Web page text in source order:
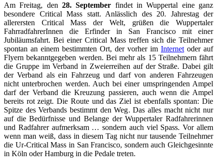
Am Freitag, den 28. September findet in Wuppertal eine ganz
besondere Critical Mass statt. Anlässlich des 20. Jahrestag der
allerersten Critical Mass der Welt, grüßen die Wuppertaler
FahrradfahrerInnen die Erfinder in San Francisco mit einer
Jubiläumsfahrt. Bei einer Critical Mass treffen sich die Teilnehmer
spontan an einem bestimmten Ort, der vorher im Internet oder auf
Flyern bekanntgegeben werden. Bei mehr als 15 Teilnehmern fährt
die Gruppe im Verband in Zweierreihen auf der Straße. Dabei gilt
der Verband als ein Fahrzeug und darf von anderen Fahrzeugen
nicht unterbrochen werden. Auch bei einer umspringenden Ampel
darf der Verband die Kreuzung passieren, auch wenn die Ampel
bereits rot zeigt. Die Route und das Ziel ist ebenfalls spontan: Die
Spitze des Verbands bestimmt den Weg. Das alles macht nicht nur
auf die Bedürfnisse und Belange der Wuppertaler Radfahrerinnen
und Radfahrer aufmerksam … sondern auch viel Spass. Vor allem
wenn man weiß, dass in diesem Tag nicht nur tausende Teilnehmer
die Ur-Critical Mass in San Francisco, sondern auch Gleichgesinnte
in Köln oder Hamburg in die Pedale treten.